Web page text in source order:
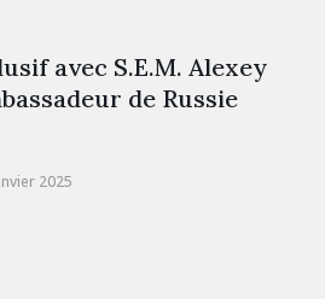
avec S.E.M. Alexey
de Russie
2025